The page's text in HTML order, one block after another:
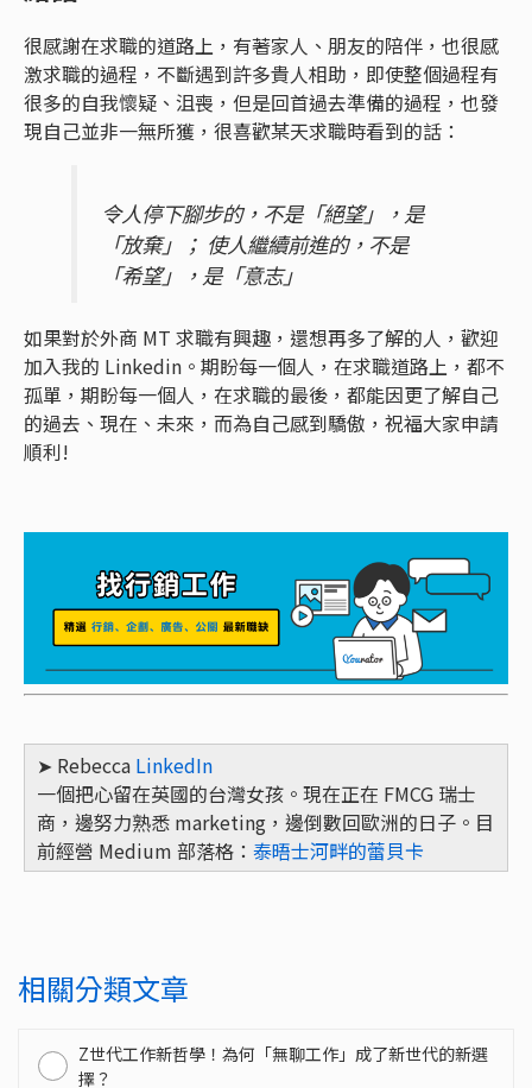
很感謝在求職的道路上，有著家人、朋友的陪伴，也很感
激求職的過程，不斷遇到許多貴人相助，即使整個過程有
很多的自我懷疑、沮喪，但是回首過去準備的過程，也發
現自己並非一無所獲，很喜歡某天求職時看到的話：
令人停下腳步的，不是「絕望」，是
「放棄」； 使人繼續前進的，不是
「希望」，是「意志」
如果對於外商 MT 求職有興趣，還想再多了解的人，歡迎
加入我的 Linkedin。期盼每一個人，在求職道路上，都不
孤單，期盼每一個人，在求職的最後，都能因更了解自己
的過去、現在、未來，而為自己感到驕傲，祝福大家申請
順利!
➤ Rebecca LinkedIn
一個把心留在英國的台灣女孩。現在正在 FMCG 瑞士
商，邊努力熟悉 marketing，邊倒數回歐洲的日子。目
前經營 Medium 部落格： 泰晤士河畔的蕾貝卡
相關分類文章
Z世代工作新哲學！為何「無聊工作」成了新世代的新選
擇？